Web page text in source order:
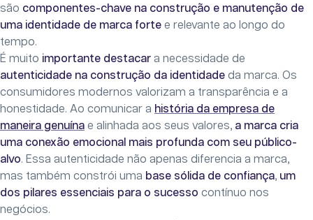
são componentes-chave na construção e manutenção de
uma identidade de marca forte e relevante ao longo do
tempo.
É muito importante destacar a necessidade de
autenticidade na construção da identidade da marca. Os
consumidores modernos valorizam a transparência e a
honestidade. Ao comunicar a história da empresa de
maneira genuína e alinhada aos seus valores, a marca cria
uma conexão emocional mais profunda com seu público-
alvo. Essa autenticidade não apenas diferencia a marca,
mas também constrói uma base sólida de confiança, um
dos pilares essenciais para o sucesso contínuo nos
negócios.